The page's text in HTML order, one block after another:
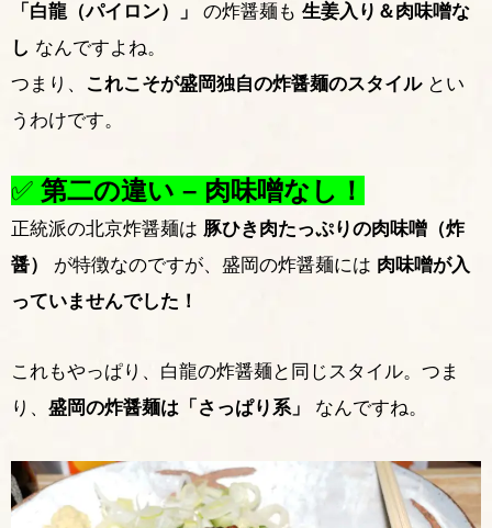
「白龍（パイロン）」
の炸醤麺も 生姜入り＆肉味噌な
し なんですよね。
つまり、
これこそが盛岡独自の炸醤麺のスタイルとい
うわけです。
✅ 第二の違い – 肉味噌なし！
正統派の北京炸醤麺は 豚ひき肉たっぷりの肉味噌（炸
醤）
が特徴なのですが、盛岡の炸醤麺には 肉味噌が入
っていませんでした！
これもやっぱり、白龍の炸醤麺と同じスタイル。つま
り、 盛岡の炸醤麺は「さっぱり系」 なんですね。